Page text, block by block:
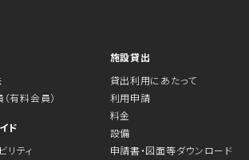
有料会員）
ド
リティ
施設貸出
貸出利用にあたって
利用申請
料金
設備
申請書・図面等ダウンロード